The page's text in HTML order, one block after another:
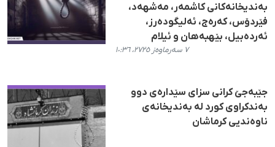
بەندیخانەکانی کاشمەر، مەشهەد،
فێردۆس، کەرەج، ئەلیگودەرز،
ئەردەبیل، بێهبەهان و ئیلام
٧ سەرماوەز ٢٧٢٥، ١٠:٣٦
جێبەجێ کرانی سزای سێدارەی دوو
بەندکراوی کورد لە بەندیخانەی
ناوەندیی کرماشان